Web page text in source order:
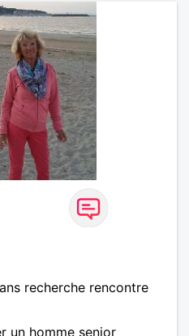
recherche rencontre
un homme senior